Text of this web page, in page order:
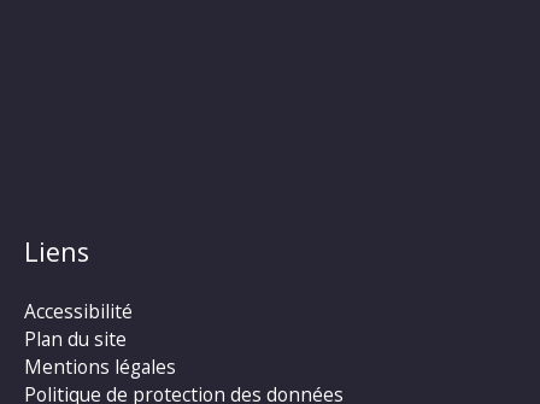
Liens
Accessibilité
Plan du site
Mentions légales
Politique de protection des données